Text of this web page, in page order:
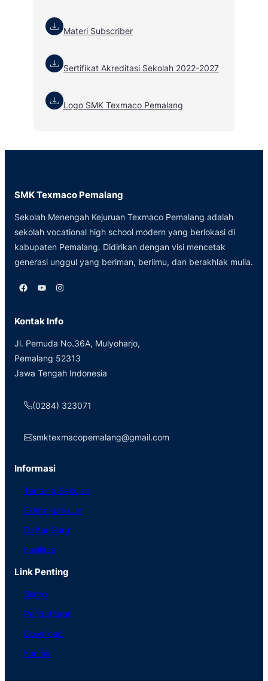
Materi Subscriber
Sertifikat Akreditasi Sekolah 2022-2027
Logo SMK Texmaco Pemalang
SMK Texmaco Pemalang
Sekolah Menengah Kejuruan Texmaco Pemalang adalah
sekolah vocational high school modern yang berlokasi di
kabupaten Pemalang. Didirikan dengan visi mencetak
generasi unggul yang beriman, berilmu, dan berakhlak mulia.
Facebook YouTube Instagram
Kontak Info
Jl. Pemuda No.36A, Mulyoharjo,
Pemalang 52313
Jawa Tengah Indonesia
(0284) 323071
smktexmacopemalang@gmail.com
Informasi
Tentang Sekolah
Ekstrakurikuler
Daftar Guru
Fasilitas
Link Penting
Siatex
Pendaftaran
Download
Kontak